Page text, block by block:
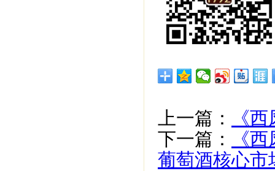
上一篇：
《
下一篇：
《
葡萄酒核心市